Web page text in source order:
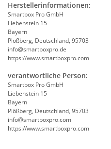
Herstellerinformationen:
Smartbox Pro GmbH
Liebenstein 15
Bayern
Plößberg, Deutschland, 95703
info@smartboxpro.de
https://www.smartboxpro.com
verantwortliche Person:
Smartbox Pro GmbH
Liebenstein 15
Bayern
Plößberg, Deutschland, 95703
info@smartboxpro.com
https://www.smartboxpro.com